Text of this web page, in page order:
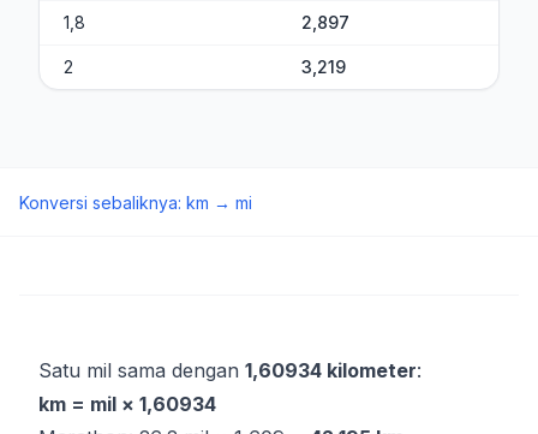
1,8 2,897
2 3,219
Konversi sebaliknya: km → mi
Satu mil sama dengan 1,60934 kilometer:
km = mil × 1,60934